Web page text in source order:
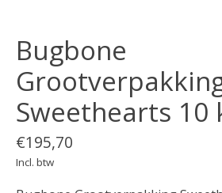
Bugbone
Sweethearts 10
€195,70
Incl. btw